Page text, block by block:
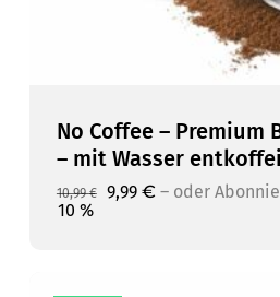
No Coffee – Premium
– mit Wasser
10,99€
Ursprünglicher
9,99 €Aktueller
–oder
10 %
Ursprünglicher
Preis
9,99€Aktueller
–oder Abonniere